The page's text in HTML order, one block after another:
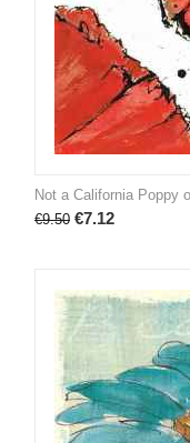
Not a California Poppy
€9.50 €7.12